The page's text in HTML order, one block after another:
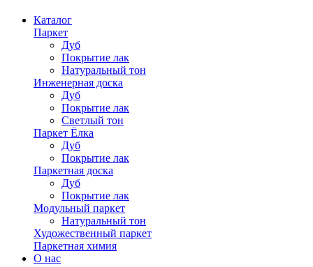
Каталог
Паркет
Дуб
Покрытие лак
Натуральный тон
Инженерная доска
Дуб
Покрытие лак
Светлый тон
Паркет Ёлка
Дуб
Покрытие лак
Паркетная доска
Дуб
Покрытие лак
Модульный паркет
Натуральный тон
Художественный паркет
Паркетная химия
О нас